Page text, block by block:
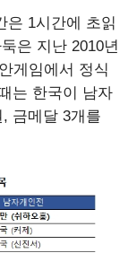
은 1시간에 초읽
은 지난 2010년
게임에서 정식
는 한국이 남자
금메달 3개를